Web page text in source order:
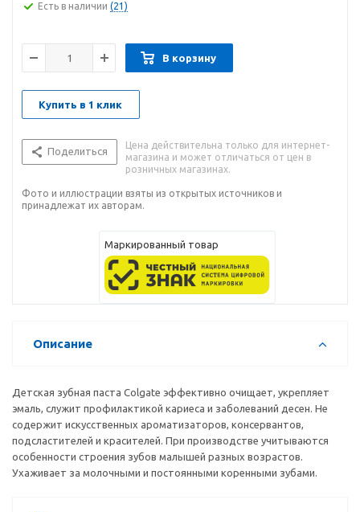
Есть в наличии (21)
В корзину
Купить в 1 клик
Поделиться
Цена действительна только для интернет-
магазина и может отличаться от цен в
розничных магазинах.
Фото и иллюстрации взяты из открытых источников и
принадлежат их авторам.
Маркированный товар
Описание
Детская зубная паста Colgate эффективно очищает, укрепляет
эмаль, служит профилактикой кариеса и заболеваний десен. Не
содержит искусственных ароматизаторов, консервантов,
подсластителей и красителей. При производстве учитываются
особенности строения зубов малышей разных возрастов.
Ухаживает за молочными и постоянными коренными зубами.